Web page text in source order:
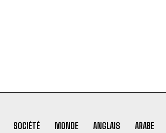
SOCIÉTÉ MONDE ANGLAIS ARABE